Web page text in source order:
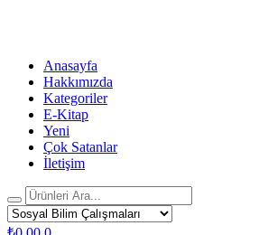
Anasayfa
Hakkımızda
Kategoriler
E-Kitap
Yeni
Çok Satanlar
İletişim